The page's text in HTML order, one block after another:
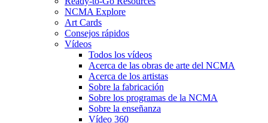
NCMA Explore
Art Cards
Consejos rápidos
Vídeos
Todos los vídeos
Acerca de las obras de arte del NCMA
Acerca de los artistas
Sobre la fabricación
Sobre los programas de la NCMA
Sobre la enseñanza
Vídeo 360